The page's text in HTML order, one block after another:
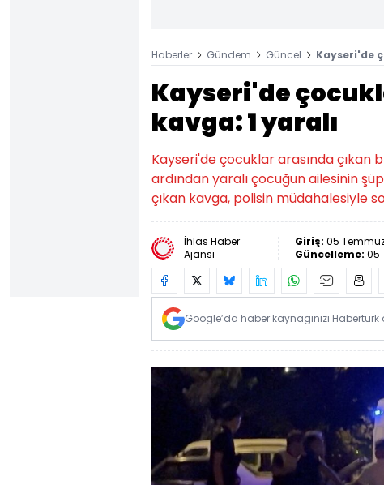
Haberler Gündem Güncel Kayseri'de
Kayseri'de
kavga: 1 yaralı
Kayseri'de çocuklar arasında çıkan
ardından yaralı çocuğun ailesinin
çıkan kavga, polisin müdahalesiyle
İhlas Haber
Ajansı
Giriş: 05
Güncelleme: 05
Google’da haber kaynağınızı